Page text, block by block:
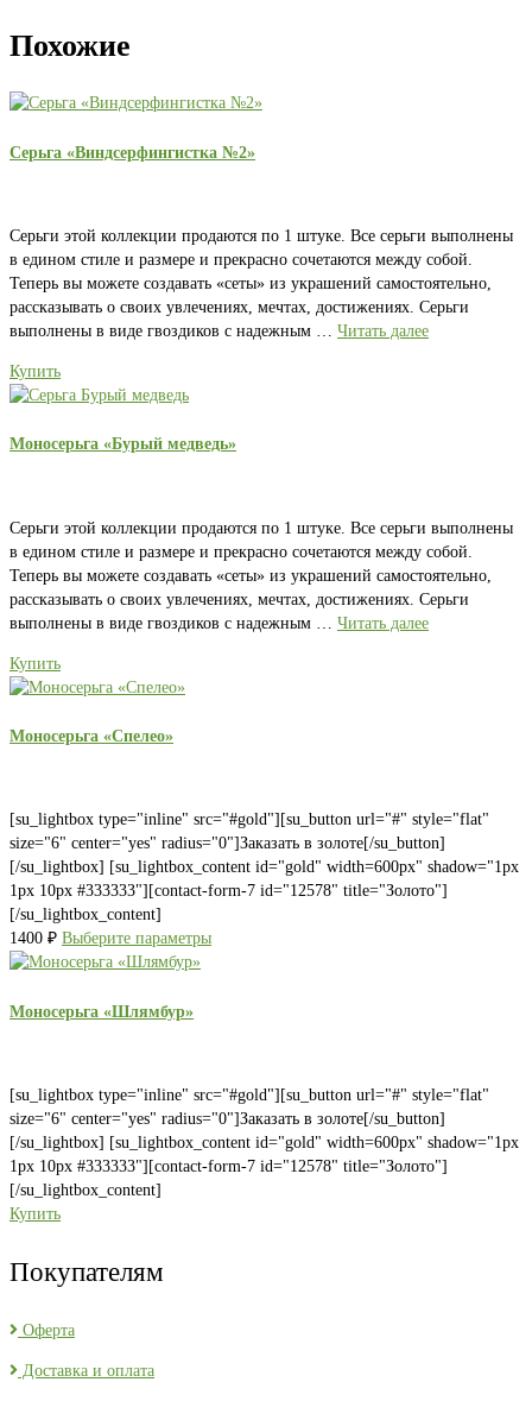
Похожие
Серьга «Виндсерфингистка №2»
Серьги этой коллекции продаются по 1 штуке. Все серьги выполнены
в едином стиле и размере и прекрасно сочетаются между собой.
Теперь вы можете создавать «сеты» из украшений самостоятельно,
рассказывать о своих увлечениях, мечтах, достижениях. Серьги
выполнены в виде гвоздиков с надежным … Читать далее
Купить
Моносерьга «Бурый медведь»
Серьги этой коллекции продаются по 1 штуке. Все серьги выполнены
в едином стиле и размере и прекрасно сочетаются между собой.
Теперь вы можете создавать «сеты» из украшений самостоятельно,
рассказывать о своих увлечениях, мечтах, достижениях. Серьги
выполнены в виде гвоздиков с надежным … Читать далее
Купить
Моносерьга «Спелео»
[su_lightbox type="inline" src="#gold"][su_button url="#" style="flat"
size="6" center="yes" radius="0"]Заказать в золоте[/su_button]
[/su_lightbox] [su_lightbox_content id="gold" width=600px" shadow="1px
1px 10px #333333"][contact-form-7 id="12578" title="Золото"]
[/su_lightbox_content]
1400 ₽ Выберите параметры
Моносерьга «Шлямбур»
[su_lightbox type="inline" src="#gold"][su_button url="#" style="flat"
size="6" center="yes" radius="0"]Заказать в золоте[/su_button]
[/su_lightbox] [su_lightbox_content id="gold" width=600px" shadow="1px
1px 10px #333333"][contact-form-7 id="12578" title="Золото"]
[/su_lightbox_content]
Купить
Покупателям
Оферта
Доставка и оплата